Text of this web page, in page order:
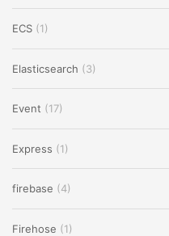
ECS (1)
Elasticsearch (3)
Event (17)
Express (1)
firebase (4)
Firehose (1)